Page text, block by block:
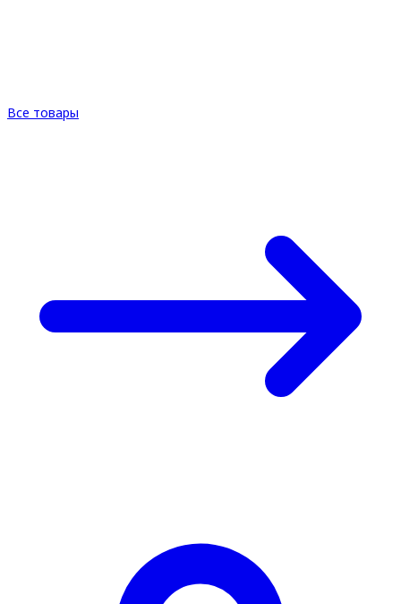
Все товары